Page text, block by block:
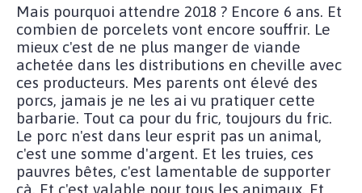
Mais pourquoi attendre 2018 ? Encore 6 ans. Et
combien de porcelets vont encore souffrir. Le
mieux c'est de ne plus manger de viande
achetée dans les distributions en cheville avec
ces producteurs. Mes parents ont élevé des
porcs, jamais je ne les ai vu pratiquer cette
barbarie. Tout ca pour du fric, toujours du fric.
Le porc n'est dans leur esprit pas un animal,
c'est une somme d'argent. Et les truies, ces
pauvres bêtes, c'est lamentable de supporter
cà. Et c'est valable pour tous les animaux. Et